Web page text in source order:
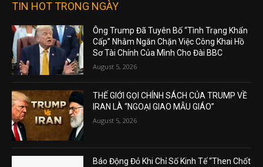
TIN HOT TRONG NGÀY
Ông Trump Đã Tuyên Bố “Tình Trạng Khẩn
Cấp” Nhằm Ngăn Chặn Việc Công Khai Hồ
Sơ Tài Chính Của Mình Cho Đài BBC
August 5, 2026
THẾ GIỚI GỌI CHÍNH SÁCH CỦA TRUMP VỀ
IRAN LÀ “NGOẠI GIAO MẪU GIÁO”
August 5, 2026
Báo Động Đỏ Khi Chỉ Số Kinh Tế “Then Chốt